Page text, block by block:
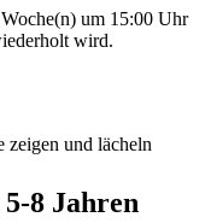
um 15:00 Uhr
wird.
8 Jahren